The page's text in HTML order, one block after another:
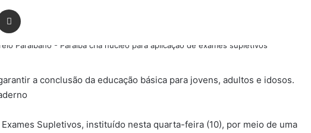
a conclusão da educação básica para jovens, adultos e idosos.
Supletivos, instituído nesta quarta-feira (10), por meio de uma